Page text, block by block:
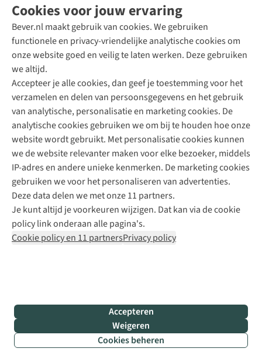
Filter & sorteer
Cookies voor jouw ervaring
Bever.nl maakt gebruik van cookies. We gebruiken
functionele en privacy-vriendelijke analytische cookies om
onze website goed en veilig te laten werken. Deze gebruiken
we altijd.
Accepteer je alle cookies, dan geef je toestemming voor het
verzamelen en delen van persoonsgegevens en het gebruik
van analytische, personalisatie en marketing cookies. De
analytische cookies gebruiken we om bij te houden hoe onze
website wordt gebruikt. Met personalisatie cookies kunnen
we de website relevanter maken voor elke bezoeker, middels
IP-adres en andere unieke kenmerken. De marketing cookies
gebruiken we voor het personaliseren van advertenties.
Deze data delen we met onze 11 partners.
Je kunt altijd je voorkeuren wijzigen. Dat kan via de cookie
policy link onderaan alle pagina's.
Cookie policy en 11 partnersPrivacy policy
Accepteren
Weigeren
Cookies beheren
Direct advies van een Buitenexpert
+31 (0)85 888 50 88
+31 6 12 28 49 80
Contactformulier
©
Bever
B.V.
rights